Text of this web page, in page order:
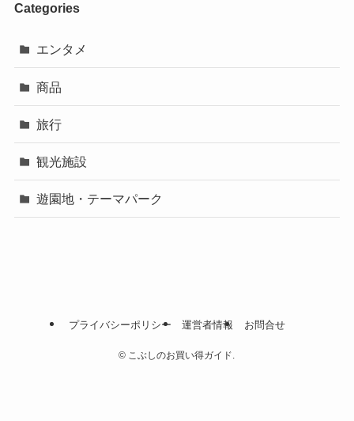
Categories
エンタメ
商品
旅行
観光施設
遊園地・テーマパーク
プライバシーポリシー 運営者情報 お問合せ
© こぶしのお買い得ガイド.